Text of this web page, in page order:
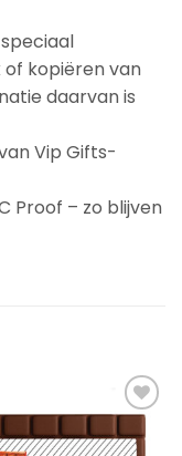
kopiëren van
daarvan is
Vip Gifts-
Proof – zo blijven
Wishlist